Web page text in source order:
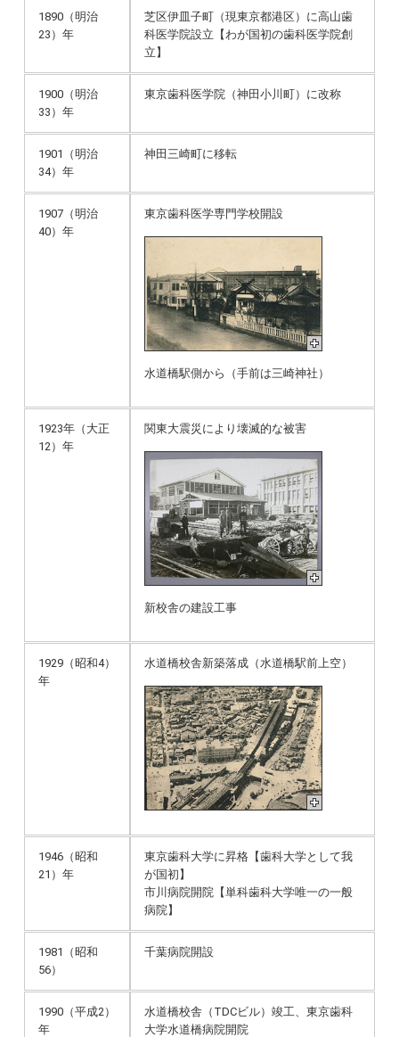
1890（明治
23）年
芝区伊皿子町（現東京都港区）に高山歯
科医学院設立【わが国初の歯科医学院創
立】
1900（明治
33）年
東京歯科医学院（神田小川町）に改称
1901（明治
34）年
神田三崎町に移転
1907（明治
40）年
東京歯科医学専門学校開設
水道橋駅側から（手前は三崎神社）
1923年（大正
12）年
関東大震災により壊滅的な被害
新校舎の建設工事
1929（昭和4）
年
水道橋校舎新築落成（水道橋駅前上空）
1946（昭和
21）年
東京歯科大学に昇格【歯科大学として我
が国初】
市川病院開院【単科歯科大学唯一の一般
病院】
1981（昭和
56）
千葉病院開設
1990（平成2）
年
水道橋校舎（TDCビル）竣工、東京歯科
大学水道橋病院開院